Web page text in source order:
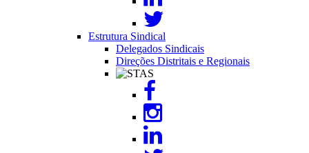
Estrutura Sindical
Delegados Sindicais
Direções Distritais e Regionais
Image